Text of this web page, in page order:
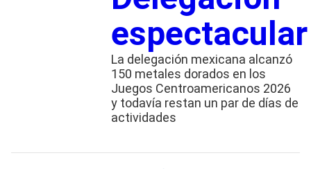
espectacular
La delegación mexicana alcanzó
150 metales dorados en los
Juegos Centroamericanos 2026
y todavía restan un par de días de
actividades